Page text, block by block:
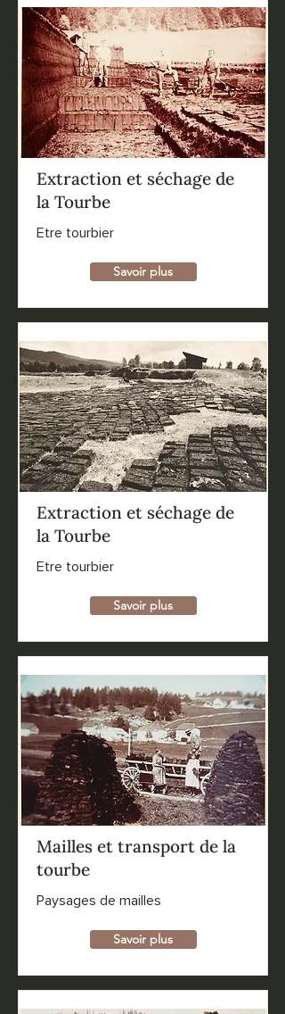
Extraction et séchage de
la Tourbe
Etre tourbier
Savoir plus
Extraction et séchage de
la Tourbe
Etre tourbier
Savoir plus
Mailles et transport de la
tourbe
Paysages de mailles
Savoir plus